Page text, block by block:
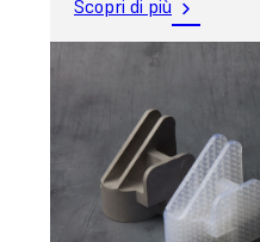
Scopri di più